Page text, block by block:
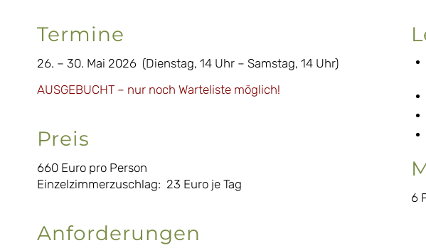
Termine
26. – 30. Mai 2026 (Dienstag, 14 Uhr – Samstag, 14 Uhr)
AUSGEBUCHT – nur noch Warteliste möglich!
Preis
660 Euro pro Person
Einzelzimmerzuschlag: 23 Euro je Tag
Anforderungen
6